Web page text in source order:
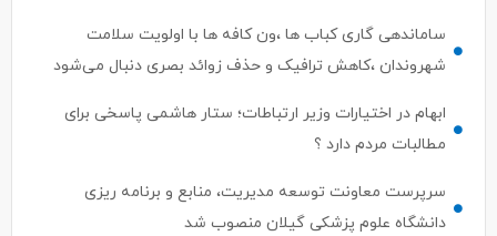
ساماندهی گاری کباب ها ،ون کافه ها با اولویت سلامت
شهروندان ،کاهش ترافیک و حذف زوائد بصری دنبال می‌شود
ابهام در اختیارات وزیر ارتباطات؛ ستار هاشمی پاسخی برای
مطالبات مردم دارد ؟
سرپرست معاونت توسعه مدیریت، منابع و برنامه ریزی
دانشگاه علوم پزشکی گیلان منصوب شد